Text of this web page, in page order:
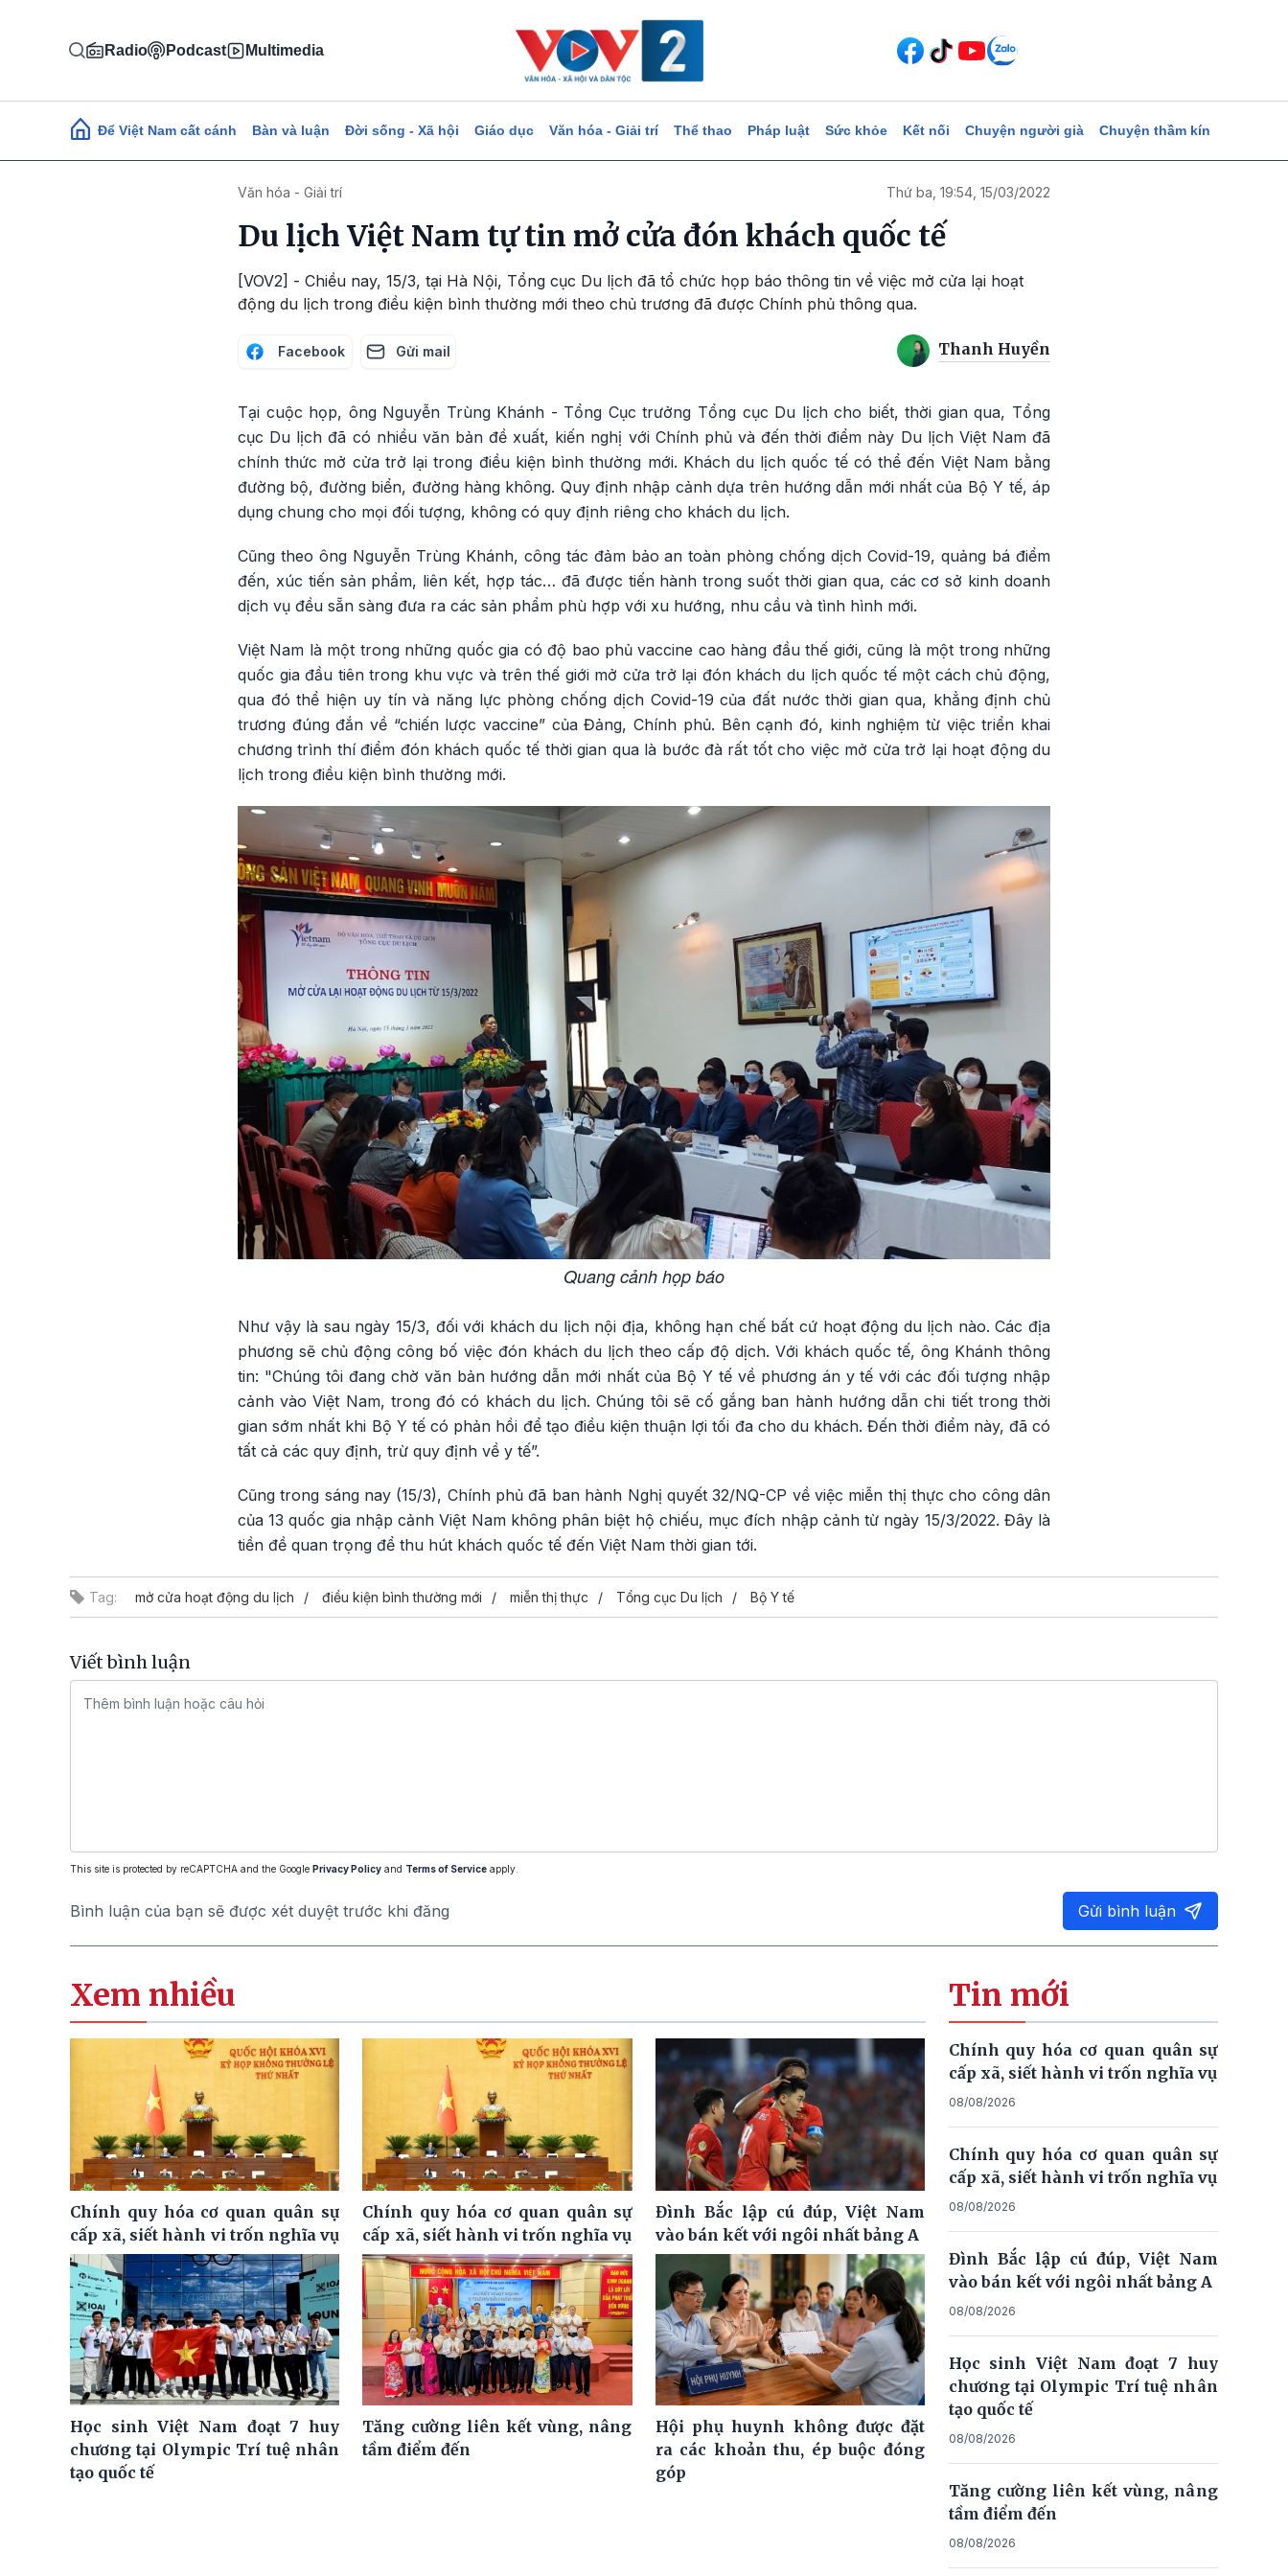
Radio Podcast Multimedia
Main navigation
Để Việt Nam cất cánh Bàn và luận Đời sống - Xã hội Giáo dục Văn hóa - Giải trí Thể thao Pháp luật Sức khỏe Kết nối Chuyện người già Chuyện thầm kín
Văn hóa - Giải trí Thứ ba, 19:54, 15/03/2022
Du lịch Việt Nam tự tin mở cửa đón khách quốc tế
[VOV2] - Chiều nay, 15/3, tại Hà Nội, Tổng cục Du lịch đã tổ chức họp báo thông tin về việc mở cửa lại hoạt
động du lịch trong điều kiện bình thường mới theo chủ trương đã được Chính phủ thông qua.
Facebook Gửi mail Thanh Huyền
Tại cuộc họp, ông Nguyễn Trùng Khánh - Tổng Cục trưởng Tổng cục Du lịch cho biết, thời gian qua, Tổng
cục Du lịch đã có nhiều văn bản đề xuất, kiến nghị với Chính phủ và đến thời điểm này Du lịch Việt Nam đã
chính thức mở cửa trở lại trong điều kiện bình thường mới. Khách du lịch quốc tế có thể đến Việt Nam bằng
đường bộ, đường biển, đường hàng không. Quy định nhập cảnh dựa trên hướng dẫn mới nhất của Bộ Y tế, áp
dụng chung cho mọi đối tượng, không có quy định riêng cho khách du lịch.
Cũng theo ông Nguyễn Trùng Khánh, công tác đảm bảo an toàn phòng chống dịch Covid-19, quảng bá điểm
đến, xúc tiến sản phẩm, liên kết, hợp tác… đã được tiến hành trong suốt thời gian qua, các cơ sở kinh doanh
dịch vụ đều sẵn sàng đưa ra các sản phẩm phù hợp với xu hướng, nhu cầu và tình hình mới.
Việt Nam là một trong những quốc gia có độ bao phủ vaccine cao hàng đầu thế giới, cũng là một trong những
quốc gia đầu tiên trong khu vực và trên thế giới mở cửa trở lại đón khách du lịch quốc tế một cách chủ động,
qua đó thể hiện uy tín và năng lực phòng chống dịch Covid-19 của đất nước thời gian qua, khẳng định chủ
trương đúng đắn về “chiến lược vaccine” của Đảng, Chính phủ. Bên cạnh đó, kinh nghiệm từ việc triển khai
chương trình thí điểm đón khách quốc tế thời gian qua là bước đà rất tốt cho việc mở cửa trở lại hoạt động du
lịch trong điều kiện bình thường mới.
Quang cảnh họp báo
Như vậy là sau ngày 15/3, đối với khách du lịch nội địa, không hạn chế bất cứ hoạt động du lịch nào. Các địa
phương sẽ chủ động công bố việc đón khách du lịch theo cấp độ dịch. Với khách quốc tế, ông Khánh thông
tin: "Chúng tôi đang chờ văn bản hướng dẫn mới nhất của Bộ Y tế về phương án y tế với các đối tượng nhập
cảnh vào Việt Nam, trong đó có khách du lịch. Chúng tôi sẽ cố gắng ban hành hướng dẫn chi tiết trong thời
gian sớm nhất khi Bộ Y tế có phản hồi để tạo điều kiện thuận lợi tối đa cho du khách. Đến thời điểm này, đã có
tất cả các quy định, trừ quy định về y tế”.
Cũng trong sáng nay (15/3), Chính phủ đã ban hành Nghị quyết 32/NQ-CP về việc miễn thị thực cho công dân
của 13 quốc gia nhập cảnh Việt Nam không phân biệt hộ chiếu, mục đích nhập cảnh từ ngày 15/3/2022. Đây là
tiền đề quan trọng để thu hút khách quốc tế đến Việt Nam thời gian tới.
Tag: mở cửa hoạt động du lịch điều kiện bình thường mới miễn thị thực Tổng cục Du lịch Bộ Y tế
Viết bình luận
This site is protected by reCAPTCHA and the Google Privacy Policy and Terms of Service apply.
Bình luận của bạn sẽ được xét duyệt trước khi đăng Gửi bình luận
Xem nhiều
Chính quy hóa cơ quan quân sự
cấp xã, siết hành vi trốn nghĩa vụ
Chính quy hóa cơ quan quân sự
cấp xã, siết hành vi trốn nghĩa vụ
Đình Bắc lập cú đúp, Việt Nam
vào bán kết với ngôi nhất bảng A
Học sinh Việt Nam đoạt 7 huy
chương tại Olympic Trí tuệ nhân
tạo quốc tế
Tăng cường liên kết vùng, nâng
tầm điểm đến
Hội phụ huynh không được đặt
ra các khoản thu, ép buộc đóng
góp
Tin mới
Chính quy hóa cơ quan quân sự
cấp xã, siết hành vi trốn nghĩa vụ
08/08/2026
Chính quy hóa cơ quan quân sự
cấp xã, siết hành vi trốn nghĩa vụ
08/08/2026
Đình Bắc lập cú đúp, Việt Nam
vào bán kết với ngôi nhất bảng A
08/08/2026
Học sinh Việt Nam đoạt 7 huy
chương tại Olympic Trí tuệ nhân
tạo quốc tế
08/08/2026
Tăng cường liên kết vùng, nâng
tầm điểm đến
08/08/2026